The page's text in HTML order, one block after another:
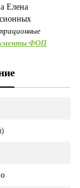
Елена
ФОП